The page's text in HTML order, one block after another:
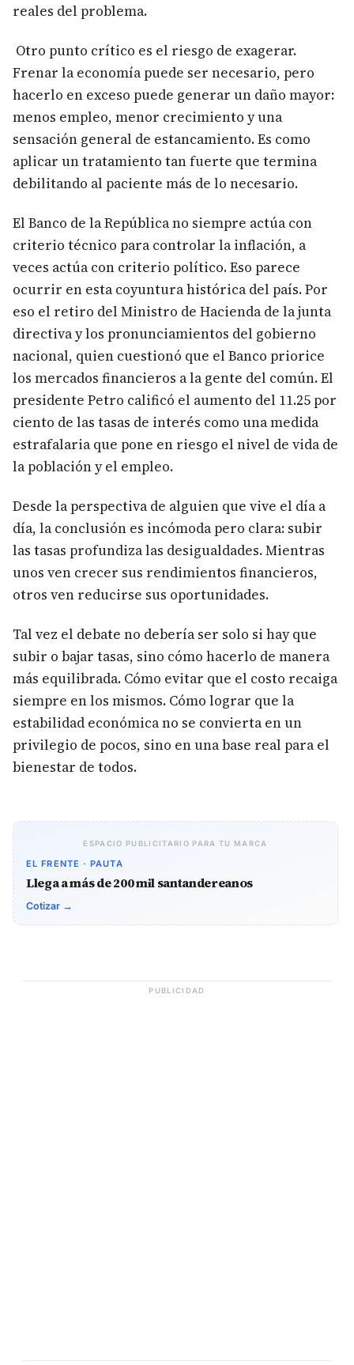
reales del problema.
Otro punto crítico es el riesgo de exagerar.
Frenar la economía puede ser necesario, pero
hacerlo en exceso puede generar un daño mayor:
menos empleo, menor crecimiento y una
sensación general de estancamiento. Es como
aplicar un tratamiento tan fuerte que termina
debilitando al paciente más de lo necesario.
El Banco de la República no siempre actúa con
criterio técnico para controlar la inflación, a
veces actúa con criterio político. Eso parece
ocurrir en esta coyuntura histórica del país. Por
eso el retiro del Ministro de Hacienda de la junta
directiva y los pronunciamientos del gobierno
nacional, quien cuestionó que el Banco priorice
los mercados financieros a la gente del común. El
presidente Petro calificó el aumento del 11.25 por
ciento de las tasas de interés como una medida
estrafalaria que pone en riesgo el nivel de vida de
la población y el empleo.
Desde la perspectiva de alguien que vive el día a
día, la conclusión es incómoda pero clara: subir
las tasas profundiza las desigualdades. Mientras
unos ven crecer sus rendimientos financieros,
otros ven reducirse sus oportunidades.
Tal vez el debate no debería ser solo si hay que
subir o bajar tasas, sino cómo hacerlo de manera
más equilibrada. Cómo evitar que el costo recaiga
siempre en los mismos. Cómo lograr que la
estabilidad económica no se convierta en un
privilegio de pocos, sino en una base real para el
bienestar de todos.
ESPACIO PUBLICITARIO PARA TU MARCA
EL FRENTE · PAUTA
Llega a más de 200 mil santandereanos
Cotizar →
PUBLICIDAD